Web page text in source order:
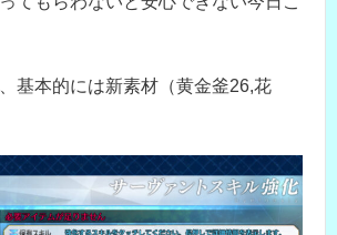
基本的には新素材（黄金釜26,花